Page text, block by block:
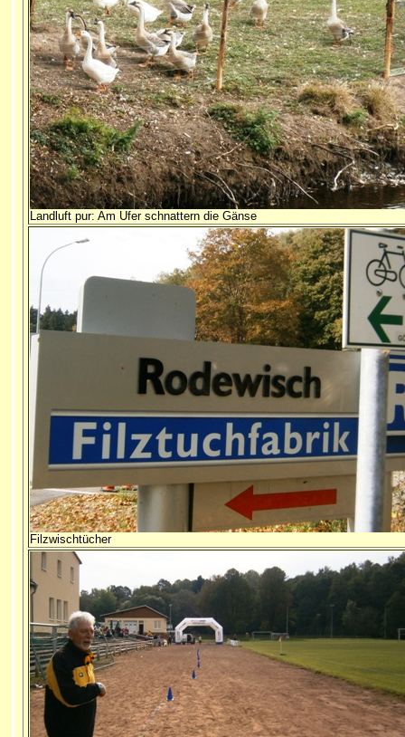
Landluft pur: Am Ufer schnattern die Gänse
Filzwischtücher